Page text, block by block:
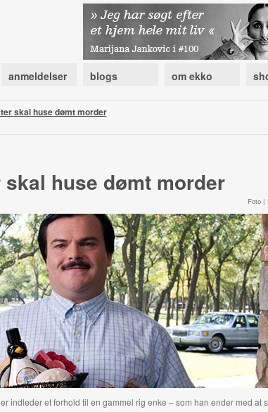
anmeldelser blogs om ekko
skal huse dømt morder
huse dømt morder
Foto |
indleder et forhold til en gammel rig enke – som han ender med at